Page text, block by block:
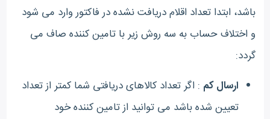
باشد، ابتدا تعداد اقلام دریافت نشده در فاکتور وارد می شود
و اختلاف حساب به سه روش زیر با تامین کننده صاف می
گردد:
ارسال کم : اگر تعداد کالاهای دریافتی شما کمتر از تعداد
تعیین شده باشد می توانید از تامین کننده خود